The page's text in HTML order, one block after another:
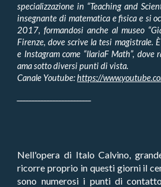
specializzazione in “Teaching and
insegnante di matematica e fisica e si
2017, formandosi anche al museo
Firenze, dove scrive la tesi magistrale.
e Instagram come “IlariaF Math”, dove
ama sotto diversi punti di vista.
Canale Youtube:https://
Nell'opera di Italo Calvino,
ricorre proprio in questi giorni il
sono numerosi i punti di